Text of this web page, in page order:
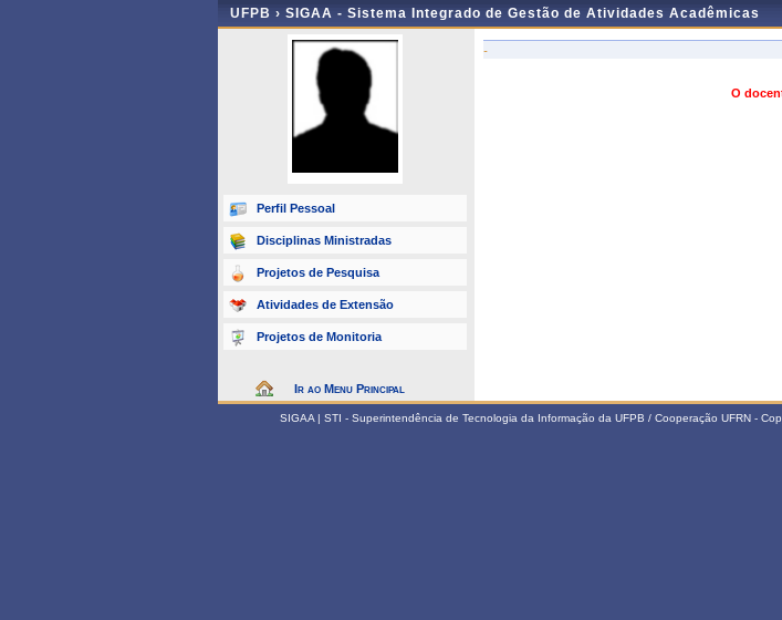
UFPB › SIGAA - Sistema Integrado de Gestão de Atividades Acadêmicas
Perfil Pessoal
Disciplinas Ministradas
Projetos de Pesquisa
Atividades de Extensão
Projetos de Monitoria
Ir ao Menu Principal
-
O
SIGAA | STI - Superintendência de Tecnologia da Informação da UFPB / Cooperação UFRN -